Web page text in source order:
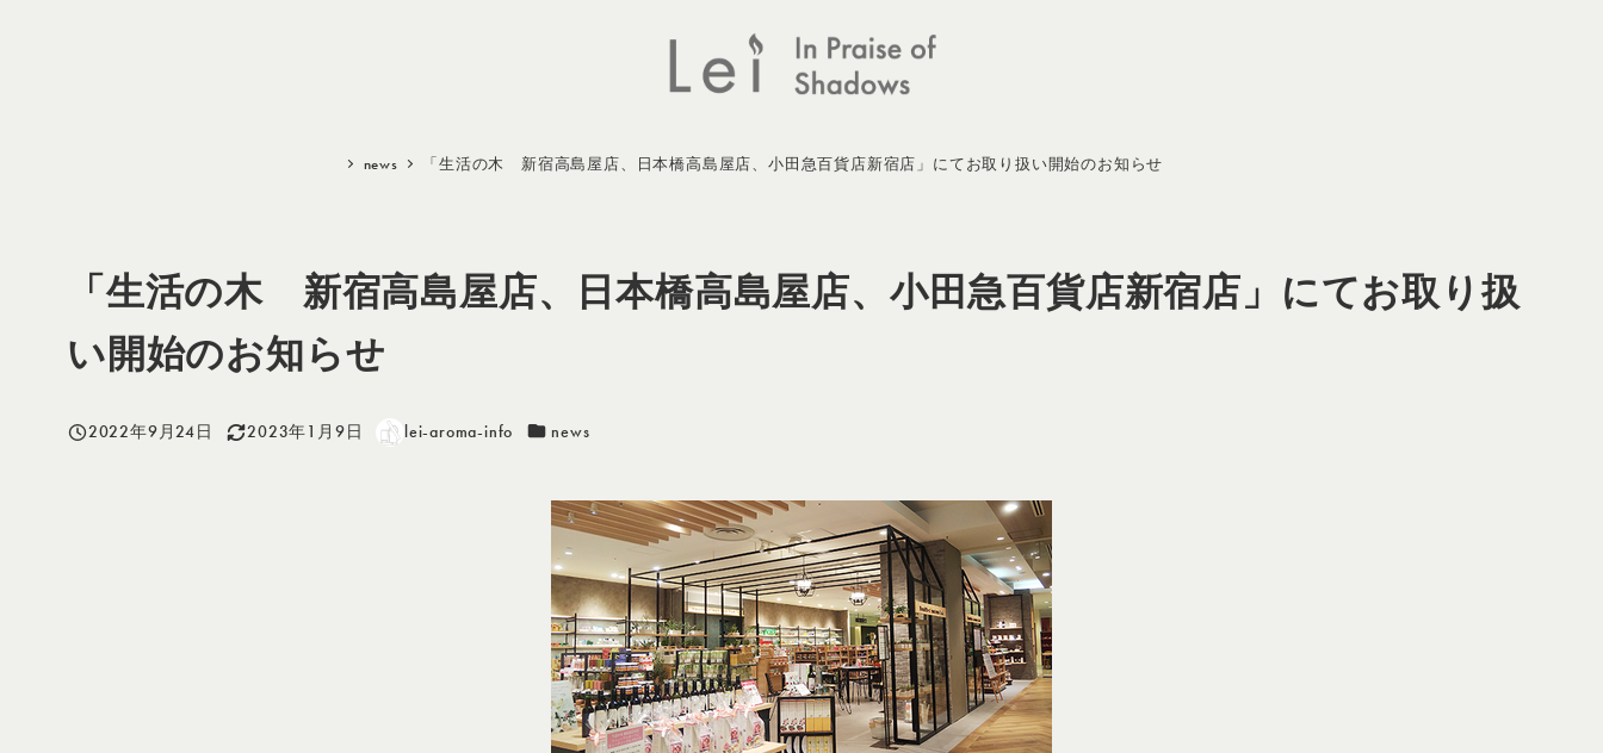
news 「生活の木 新宿高島屋店、日本橋高島屋店、小田急百貨店新宿店」にてお取り扱い開始のお知らせ
「生活の木 新宿高島屋店、日本橋高島屋店、小田急百貨店新宿店」にてお取り扱
い開始のお知らせ
投稿日
2022年9月24日
更新日
2023年1月9日
著
lei-aroma-info カテゴリー
news